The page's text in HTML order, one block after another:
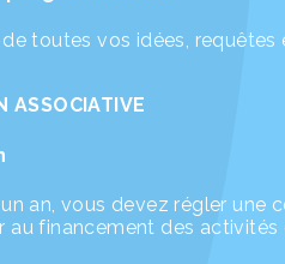
de toutes vos idées,
ASSOCIATIVE
an, vous devez régler une
financement des activités